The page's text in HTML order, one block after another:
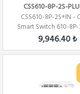
CSS610-8P-2S-
CSS610-8P-2S+IN -
Smart Switch 610-
(SwitchOS)
9,946.40 ₺